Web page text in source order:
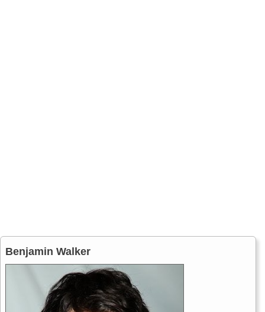
Benjamin Walker